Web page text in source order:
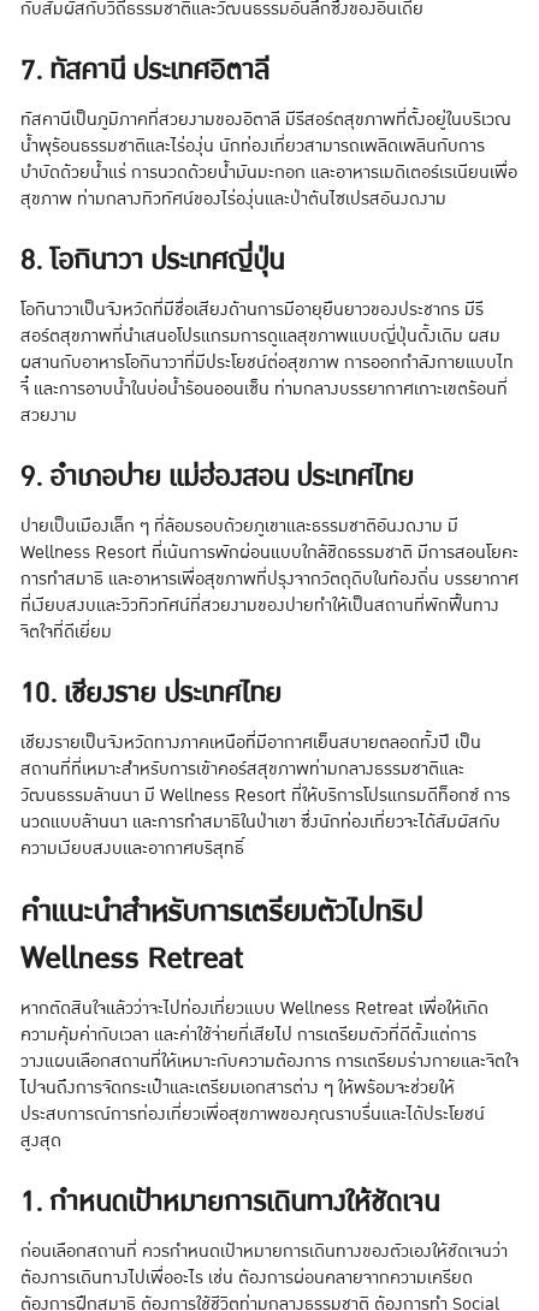
กับสัมผัสกับวิถีธรรมชาติและวัฒนธรรมอันลึกซึ้งของอินเดีย
7. ทัสคานี ประเทศอิตาลี
ทัสคานีเป็นภูมิภาคที่สวยงามของอิตาลี มีรีสอร์ตสุขภาพที่ตั้งอยู่ในบริเวณ
น้ำพุร้อนธรรมชาติและไร่องุ่น นักท่องเที่ยวสามารถเพลิดเพลินกับการ
บำบัดด้วยน้ำแร่ การนวดด้วยน้ำมันมะกอก และอาหารเมดิเตอร์เรเนียนเพื่อ
สุขภาพ ท่ามกลางทิวทัศน์ของไร่องุ่นและป่าต้นไซเปรสอันงดงาม
8. โอกินาวา ประเทศญี่ปุ่น
โอกินาวาเป็นจังหวัดที่มีชื่อเสียงด้านการมีอายุยืนยาวของประชากร มีรี
สอร์ตสุขภาพที่นำเสนอโปรแกรมการดูแลสุขภาพแบบญี่ปุ่นดั้งเดิม ผสม
ผสานกับอาหารโอกินาวาที่มีประโยชน์ต่อสุขภาพ การออกกำลังกายแบบไท
จี๋ และการอาบน้ำในบ่อน้ำร้อนออนเซ็น ท่ามกลางบรรยากาศเกาะเขตร้อนที่
สวยงาม
9. อำเภอปาย แม่ฮ่องสอน ประเทศไทย
ปายเป็นเมืองเล็ก ๆ ที่ล้อมรอบด้วยภูเขาและธรรมชาติอันงดงาม มี
Wellness Resort ที่เน้นการพักผ่อนแบบใกล้ชิดธรรมชาติ มีการสอนโยคะ
การทำสมาธิ และอาหารเพื่อสุขภาพที่ปรุงจากวัตถุดิบในท้องถิ่น บรรยากาศ
ที่เงียบสงบและวิวทิวทัศน์ที่สวยงามของปายทำให้เป็นสถานที่พักฟื้นทาง
จิตใจที่ดีเยี่ยม
10. เชียงราย ประเทศไทย
เชียงรายเป็นจังหวัดทางภาคเหนือที่มีอากาศเย็นสบายตลอดทั้งปี เป็น
สถานที่ที่เหมาะสำหรับการเข้าคอร์สสุขภาพท่ามกลางธรรมชาติและ
วัฒนธรรมล้านนา มี Wellness Resort ที่ให้บริการโปรแกรมดีท็อกซ์ การ
นวดแบบล้านนา และการทำสมาธิในป่าเขา ซึ่งนักท่องเที่ยวจะได้สัมผัสกับ
ความเงียบสงบและอากาศบริสุทธิ์
คำแนะนำสำหรับการเตรียมตัวไปทริป
Wellness Retreat
หากตัดสินใจแล้วว่าจะไปท่องเที่ยวแบบ Wellness Retreat เพื่อให้เกิด
ความคุ้มค่ากับเวลา และค่าใช้จ่ายที่เสียไป การเตรียมตัวที่ดีตั้งแต่การ
วางแผนเลือกสถานที่ให้เหมาะกับความต้องการ การเตรียมร่างกายและจิตใจ
ไปจนถึงการจัดกระเป๋าและเตรียมเอกสารต่าง ๆ ให้พร้อมจะช่วยให้
ประสบการณ์การท่องเที่ยวเพื่อสุขภาพของคุณราบรื่นและได้ประโยชน์
สูงสุด
1. กำหนดเป้าหมายการเดินทางให้ชัดเจน
ก่อนเลือกสถานที่ ควรกำหนดเป้าหมายการเดินทางของตัวเองให้ชัดเจนว่า
ต้องการเดินทางไปเพื่ออะไร เช่น ต้องการผ่อนคลายจากความเครียด
ต้องการฝึกสมาธิ ต้องการใช้ชีวิตท่ามกลางธรรมชาติ ต้องการทำ Social